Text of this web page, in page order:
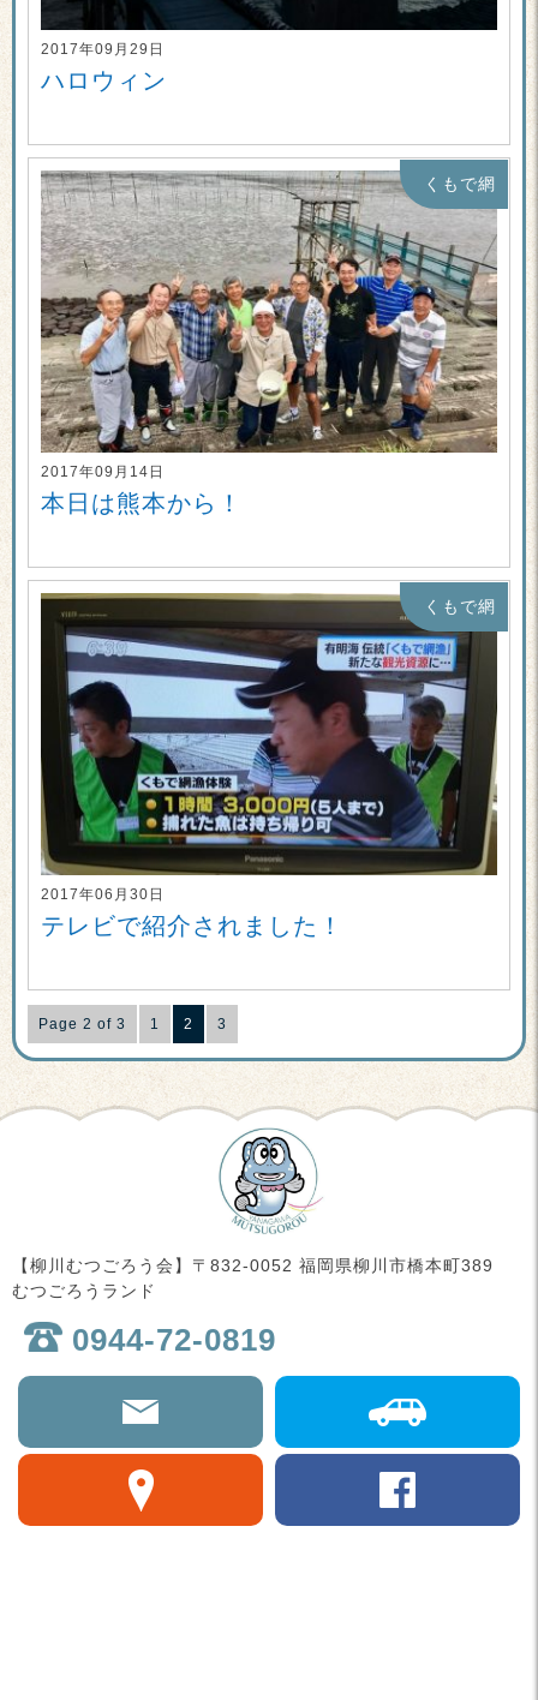
2017年09月29日
ハロウィン
くもで網
2017年09月14日
本日は熊本から！
くもで網
2017年06月30日
テレビで紹介されました！
Page 2 of 3 1 2 3
【柳川むつごろう会】〒832-0052 福岡県柳川市橋本町389
むつごろうランド
0944-72-0819